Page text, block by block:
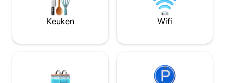
2 tot 6 personen 🌅 Terras met uitzicht
op zee ✨ Mogelijkheid om in huizen in
het gehucht te verblijven ⛳ Golfbaan
genieten van een
op de natuur, in
Keuken Wifi